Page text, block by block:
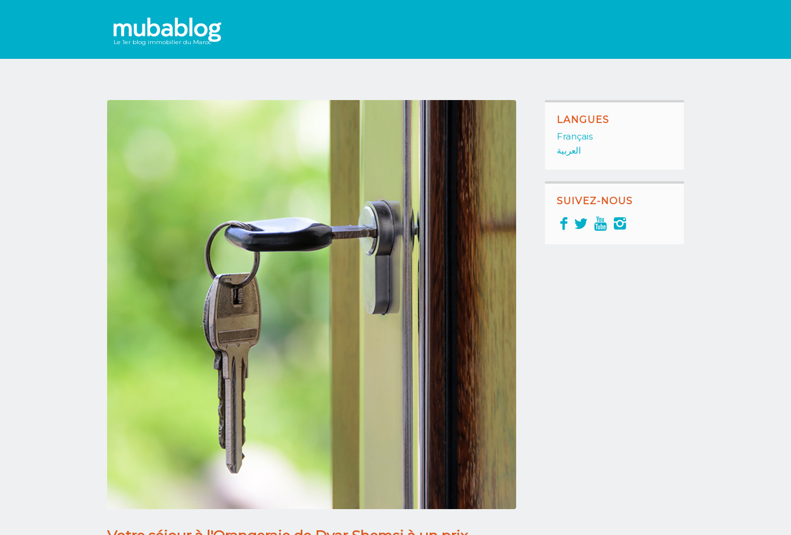
Le 1er blog immobilier du Maroc
LANGUES
Français
العربية
SUIVEZ-NOUS